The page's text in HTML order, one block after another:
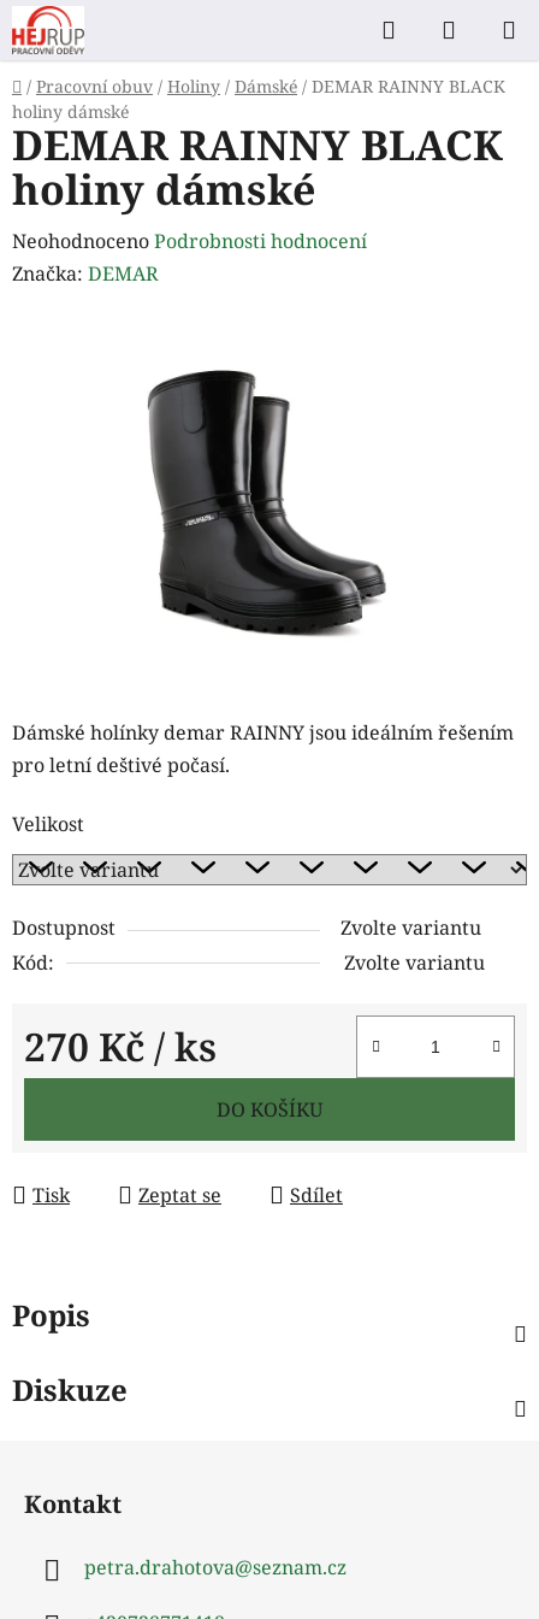
Přejít
na
obsah
Hledat
KOŠÍK
Domů
/ Pracovní obuv / Holiny / Dámské / DEMAR RAINNY BLACK
holiny dámské
Dámské holínky demar RAINNY jsou ideálním řešením
pro letní deštivé počasí.
Velikost
Dostupnost
Zvolte variantu
Kód:
Zvolte variantu
270 Kč / ks
Měrná cena:
DO KOŠÍKU
Tisk Zeptat se Sdílet
DEMAR RAINNY BLACK
holiny dámské
Průměrné
hodnocení
NeohodnocenoPodrobnosti hodnocení
Značka: DEMAR
Popis
Diskuze
Kontakt
petra.drahotova@seznam.cz